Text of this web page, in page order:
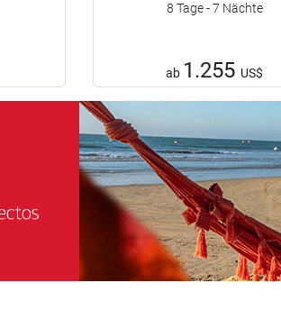
8 Tage - 7 Nächte
ab 1.255 US$